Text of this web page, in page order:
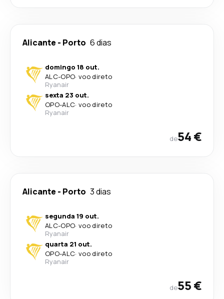
Alicante - Porto 6 dias
domingo 18 out.
ALC-OPO· voo direto
Ryanair
sexta 23 out.
OPO-ALC· voo direto
Ryanair
de54 €
Alicante - Porto 3 dias
segunda 19 out.
ALC-OPO· voo direto
Ryanair
quarta 21 out.
OPO-ALC· voo direto
Ryanair
de55 €